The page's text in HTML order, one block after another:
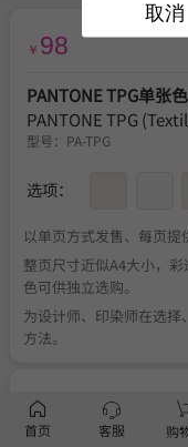
￥ 98
PANTONE TPG单张
PANTONE TPG
型号： PA-TPG
选项：
以单页方式发售、每页提
整页尺寸近似A4大小，
色可供独立选购。
为设计师、印染师在选
方法。
服务 官方正品 关于税
首页 客服 购
取消